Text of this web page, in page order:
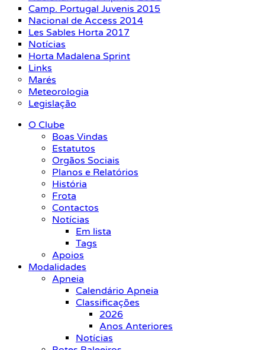
Camp. Portugal Juvenis 2015
Nacional de Access 2014
Les Sables Horta 2017
Notícias
Horta Madalena Sprint
Links
Marés
Meteorologia
Legislação
O Clube
Boas Vindas
Estatutos
Orgãos Sociais
Planos e Relatórios
História
Frota
Contactos
Notícias
Em lista
Tags
Apoios
Modalidades
Apneia
Calendário Apneia
Classificações
2026
Anos Anteriores
Notícias